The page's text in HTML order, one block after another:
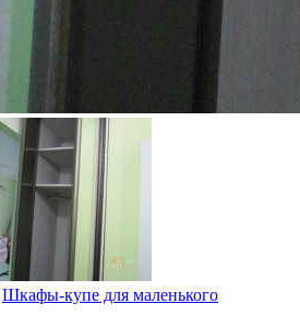
Шкафы-купе для маленького